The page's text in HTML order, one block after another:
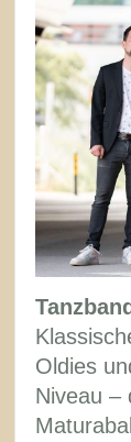
Oldies
Niveau –